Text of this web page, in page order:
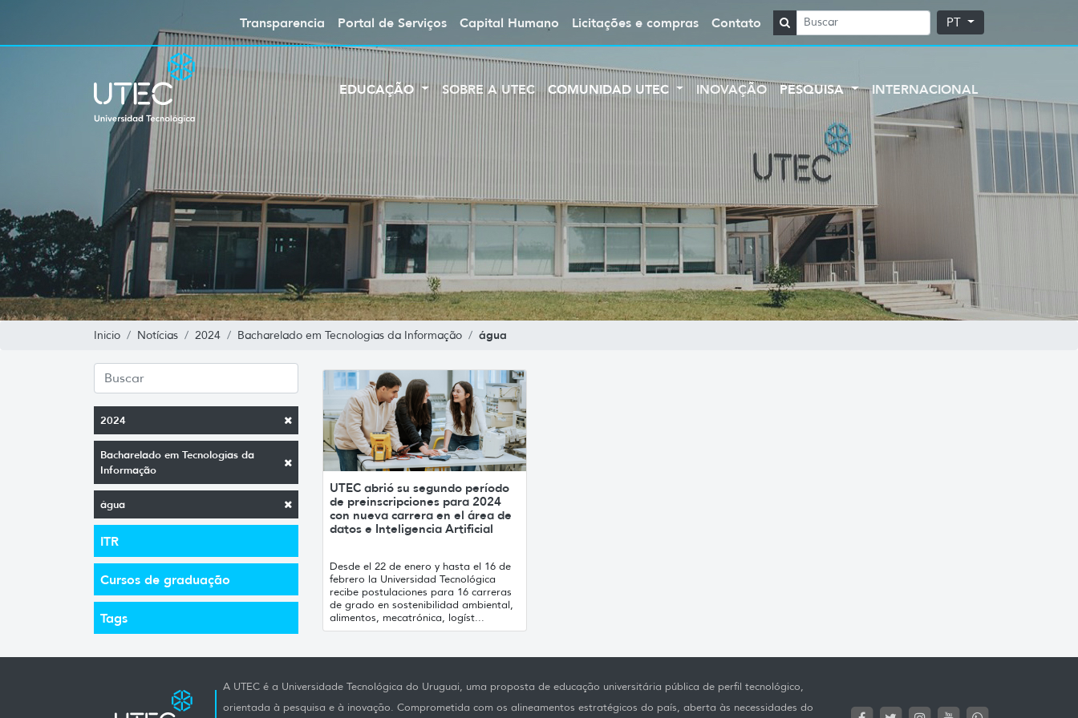
Transparencia Portal de Serviços Capital Humano Licitações e compras Contato PT
EDUCAÇÃO SOBRE A UTEC COMUNIDAD UTEC INOVAÇÃO PESQUISA INTERNACIONAL
Inicio Notícias 2024 Bacharelado em Tecnologias da Informação água
2024
Bacharelado em Tecnologias da
Informação
água
ITR
Cursos de graduação
Tags
UTEC abrió su segundo período
de preinscripciones para 2024
con nueva carrera en el área de
datos e Inteligencia Artificial
Desde el 22 de enero y hasta el 16 de
febrero la Universidad Tecnológica
recibe postulaciones para 16 carreras
de grado en sostenibilidad ambiental,
alimentos, mecatrónica, logíst...
A UTEC é a Universidade Tecnológica do Uruguai, uma proposta de educação universitária pública de perfil tecnológico,
orientada à pesquisa e à inovação. Comprometida com os alineamentos estratégicos do país, aberta às necessidades do